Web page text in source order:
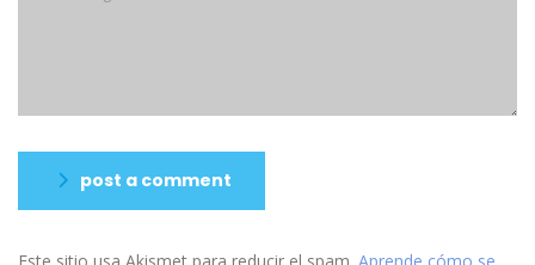
post a comment
Este sitio usa Akismet para reducir el spam. Aprende cómo se